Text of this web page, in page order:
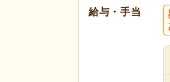
給与・手当